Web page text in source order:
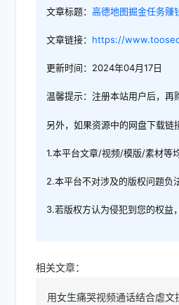
文章标题： 高德地图掘金任务赚
文章链接： https://
更新时间：2024年04月17日
温馨提示：注册本站用户后，再
另外，如果资源中的网盘下载链
1.本平台文章/视频/模版/素材等
2.本平台不对涉及的版权问题负
3.若版权方认为侵犯到您的权益
相关文章：
用女生痛哭视频通话结合虐